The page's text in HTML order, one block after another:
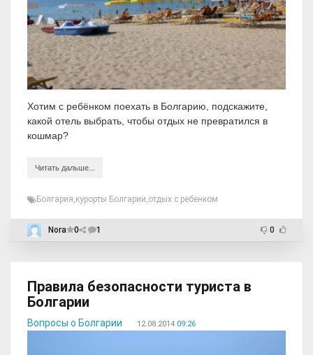
Хотим с ребёнком поехать в Болгарию, подскажите,
какой отель выбрать, чтобы отдых не превратился в
кошмар?
Читать дальше...
Болгария,курорты Болгарии,отдых с ребенком
Nora 0 1 0
Правила безопасности туриста в
Болгарии
Вопросы о Болгарии 12.08.2014 09:26